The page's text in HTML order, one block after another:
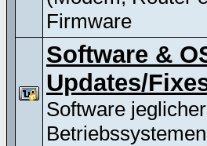
Firmware
Software &
Updates/
Software